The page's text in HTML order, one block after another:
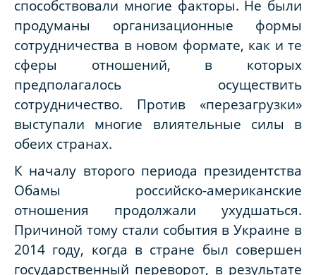
способствовали многие факторы. Не были
продуманы организационные формы
сотрудничества в новом формате, как и те
сферы отношений, в которых
предполагалось осуществить
сотрудничество. Против «перезагрузки»
выступали многие влиятельные силы в
обеих странах.
К началу второго периода президентства
Обамы российско-американские
отношения продолжали ухудшаться.
Причиной тому стали события в Украине в
2014 году, когда в стране был совершен
государственный переворот, в результате